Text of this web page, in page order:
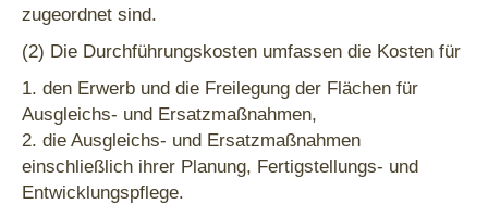
zugeordnet sind.
(2) Die Durchführungskosten umfassen die Kosten für
1. den Erwerb und die Freilegung der Flächen für
Ausgleichs- und Ersatzmaßnahmen,
2. die Ausgleichs- und Ersatzmaßnahmen
einschließlich ihrer Planung, Fertigstellungs- und
Entwicklungspflege.